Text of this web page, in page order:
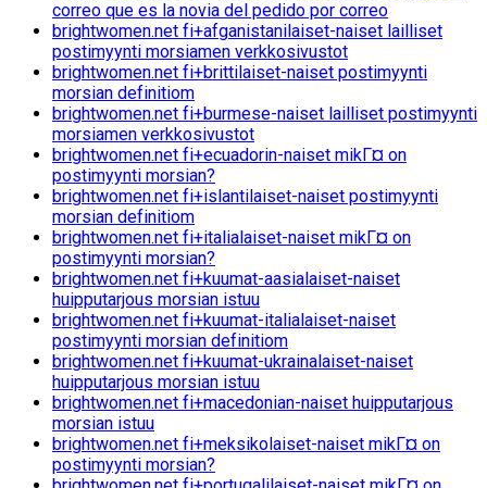
correo que es la novia del pedido por correo
brightwomen.net fi+afganistanilaiset-naiset lailliset
postimyynti morsiamen verkkosivustot
brightwomen.net fi+brittilaiset-naiset postimyynti
morsian definitiom
brightwomen.net fi+burmese-naiset lailliset postimyynti
morsiamen verkkosivustot
brightwomen.net fi+ecuadorin-naiset mikГ¤ on
postimyynti morsian?
brightwomen.net fi+islantilaiset-naiset postimyynti
morsian definitiom
brightwomen.net fi+italialaiset-naiset mikГ¤ on
postimyynti morsian?
brightwomen.net fi+kuumat-aasialaiset-naiset
huipputarjous morsian istuu
brightwomen.net fi+kuumat-italialaiset-naiset
postimyynti morsian definitiom
brightwomen.net fi+kuumat-ukrainalaiset-naiset
huipputarjous morsian istuu
brightwomen.net fi+macedonian-naiset huipputarjous
morsian istuu
brightwomen.net fi+meksikolaiset-naiset mikГ¤ on
postimyynti morsian?